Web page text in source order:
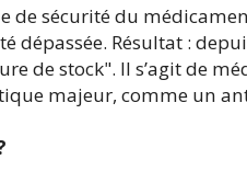
de sécurité du
dépassée. Résultat :
de stock". Il s’agit de
majeur, comme un